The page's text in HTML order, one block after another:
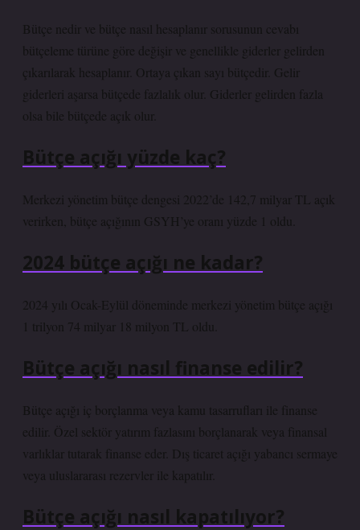
Bütçe nedir ve bütçe nasıl hesaplanır sorusunun cevabı
bütçeleme türüne göre değişir ve genellikle giderler gelirden
çıkarılarak hesaplanır. Ortaya çıkan sayı bütçedir. Gelir
giderleri aşarsa bütçede fazlalık olur. Giderler gelirden fazla
olsa bile bütçede açık olur.
Bütçe açığı yüzde kaç?
Merkezi yönetim bütçe dengesi 2022’de 142,7 milyar TL açık
verirken, bütçe açığının GSYH’ye oranı yüzde 1 oldu.
2024 bütçe açığı ne kadar?
2024 yılı Ocak-Eylül döneminde merkezi yönetim bütçe açığı
1 trilyon 74 milyar 18 milyon TL oldu.
Bütçe açığı nasıl finanse edilir?
Bütçe açığı iç borçlanma veya kamu tasarrufları ile finanse
edilir. Özel sektör yatırım fazlasını borçlanarak veya finansal
varlıklar tutarak finanse eder. Dış ticaret açığı yabancı sermaye
veya uluslararası rezervler ile kapatılır.
Bütçe açığı nasıl kapatılıyor?